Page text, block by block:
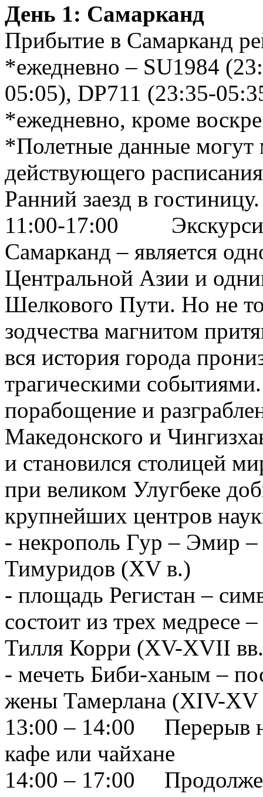
День 1: Самарканд
Прибытие в Самарканд
*ежедневно – SU1984
05:05), DP711 (23:35-
*ежедневно, кроме
*Полетные данные могут
действующего
Ранний заезд в
11:00-17:00
Самарканд – является
Центральной Азии и
Шелкового Пути. Но не
зодчества магнитом
вся история города
трагическими
порабощение и
Македонского и
и становился столицей
при великом Улугбеке
крупнейших центров
- некрополь Гур – Эмир –
Тимуридов (XV в.)
- площадь Регистан –
состоит из трех медресе
Тилля Корри (XV-XVII
- мечеть Биби-ханым –
жены Тамерлана (XIV-XV
13:00 – 14:00 Перерыв
кафе или чайхане
14:00 – 17:00